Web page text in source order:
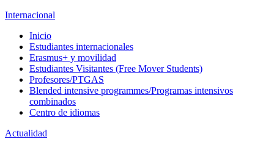
Internacional
Inicio
Estudiantes internacionales
Erasmus+ y movilidad
Estudiantes Visitantes (Free Mover Students)
Profesores/PTGAS
Blended intensive programmes/Programas intensivos
combinados
Centro de idiomas
Actualidad